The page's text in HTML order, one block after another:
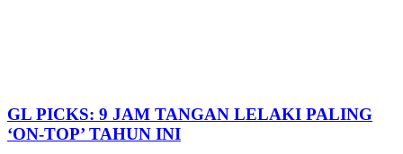
GL PICKS: 9 JAM TANGAN LELAKI PALING
‘ON-TOP’ TAHUN INI